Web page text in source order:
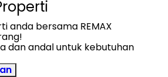
anda bersama REMAX
dan andal untuk kebutuhan